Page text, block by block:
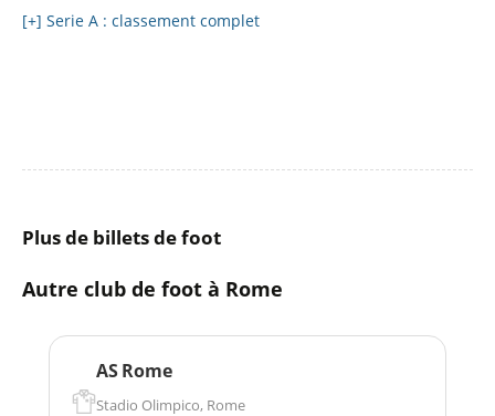
[+] Serie A : classement complet
Plus de billets de foot
Autre club de foot à Rome
AS Rome
Stadio Olimpico, Rome